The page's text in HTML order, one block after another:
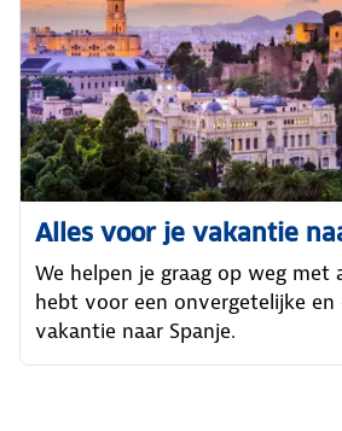
Alles voor je vakantie
We helpen je graag op weg met
hebt voor een onvergetelijke en
vakantie naar Spanje.